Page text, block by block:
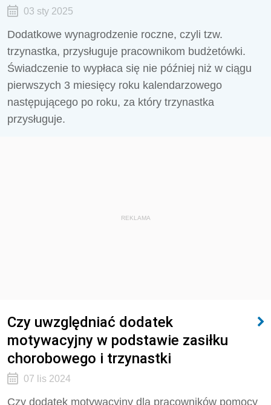
03 sty 2025
Dodatkowe wynagrodzenie roczne, czyli tzw.
trzynastka, przysługuje pracownikom budżetówki.
Świadczenie to wypłaca się nie później niż w ciągu
pierwszych 3 miesięcy roku kalendarzowego
następującego po roku, za który trzynastka
przysługuje.
REKLAMA
Czy uwzględniać dodatek
motywacyjny w podstawie zasiłku
chorobowego i trzynastki
07 lis 2024
Czy dodatek motywacyjny dla pracowników pomocy